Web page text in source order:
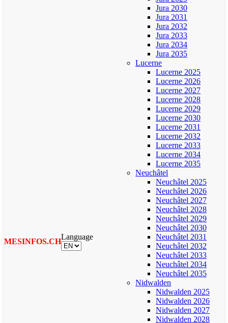
MESINFOS.CH
Language
Jura 2030
Jura 2031
Jura 2032
Jura 2033
Jura 2034
Jura 2035
Lucerne
Lucerne 2025
Lucerne 2026
Lucerne 2027
Lucerne 2028
Lucerne 2029
Lucerne 2030
Lucerne 2031
Lucerne 2032
Lucerne 2033
Lucerne 2034
Lucerne 2035
Neuchâtel
Neuchâtel 2025
Neuchâtel 2026
Neuchâtel 2027
Neuchâtel 2028
Neuchâtel 2029
Neuchâtel 2030
Neuchâtel 2031
Neuchâtel 2032
Neuchâtel 2033
Neuchâtel 2034
Neuchâtel 2035
Nidwalden
Nidwalden 2025
Nidwalden 2026
Nidwalden 2027
Nidwalden 2028